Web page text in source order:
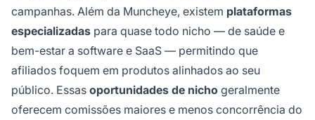
campanhas. Além da Muncheye, existem plataformas
especializadas para quase todo nicho — de saúde e
bem-estar a software e SaaS — permitindo que
afiliados foquem em produtos alinhados ao seu
público. Essas oportunidades de nicho geralmente
oferecem comissões maiores e menos concorrência do